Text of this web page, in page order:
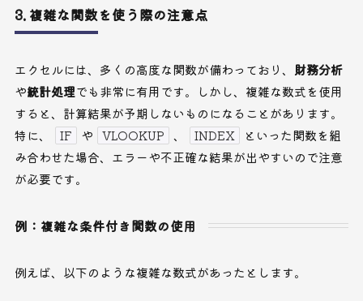
3. 複雑な関数を使う際の注意点
エクセルには、多くの高度な関数が備わっており、 財務分析
や統計処理でも非常に有用です。しかし、複雑な数式を使用
すると、計算結果が予期しないものになることがあります。
特に、
IF や VLOOKUP 、 INDEX
といった関数を組
み合わせた場合、エラーや不正確な結果が出やすいので注意
が必要です。
例：複雑な条件付き関数の使用
例えば、以下のような複雑な数式があったとします。